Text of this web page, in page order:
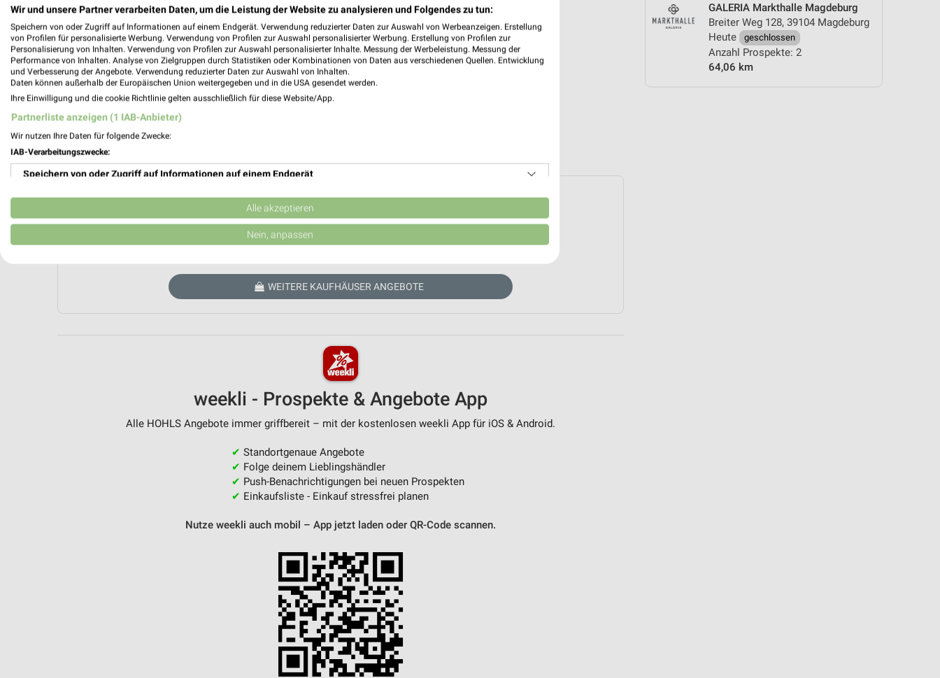
GALERIA Markthalle Magdeburg
Breiter Weg 128, 39104 Magdeburg
Heute
geschlossen
Anzahl Prospekte: 2
64,06 km
Aktuell keine Prospekte vorhanden.
ZUR HÄNDLER-WEBSEITE
WEITERE KAUFHÄUSER ANGEBOTE
weekli - Prospekte & Angebote App
Alle HOHLS Angebote immer griffbereit – mit der kostenlosen weekli App für iOS & Android.
✔ Standortgenaue Angebote
✔ Folge deinem Lieblingshändler
✔ Push-Benachrichtigungen bei neuen Prospekten
✔ Einkaufsliste - Einkauf stressfrei planen
Nutze weekli auch mobil – App jetzt laden oder QR-Code scannen.
Wir und unsere Partner verarbeiten Daten, um die Leistung der Website zu analysieren und Folgendes zu tun:
Speichern von oder Zugriff auf Informationen auf einem Endgerät. Verwendung reduzierter Daten zur Auswahl von Werbeanzeigen. Erstellung
von Profilen für personalisierte Werbung. Verwendung von Profilen zur Auswahl personalisierter Werbung. Erstellung von Profilen zur
Personalisierung von Inhalten. Verwendung von Profilen zur Auswahl personalisierter Inhalte. Messung der Werbeleistung. Messung der
Performance von Inhalten. Analyse von Zielgruppen durch Statistiken oder Kombinationen von Daten aus verschiedenen Quellen. Entwicklung
und Verbesserung der Angebote. Verwendung reduzierter Daten zur Auswahl von Inhalten.
Daten können außerhalb der Europäischen Union weitergegeben und in die USA gesendet werden.
Ihre Einwilligung und die cookie Richtlinie gelten ausschließlich für diese Website/App.
Partnerliste anzeigen (1 IAB-Anbieter)
Wir nutzen Ihre Daten für folgende Zwecke:
IAB-Verarbeitungszwecke:
Speichern von oder Zugriff auf Informationen auf einem Endgerät
Verwendung reduzierter Daten zur Auswahl von Werbeanzeigen
Erstellung von Profilen für personalisierte Werbung
Erstellung von Profilen zur Personalisierung von Inhalten
Analyse von Zielgruppen durch Statistiken oder Kombinationen von Daten aus verschiedenen
Verwendung reduzierter Daten zur Auswahl von Inhalten
Alle akzeptieren
Nein, anpassen